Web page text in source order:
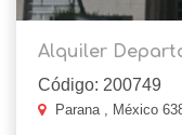
Alquiler
Código: 200749
Parana , México